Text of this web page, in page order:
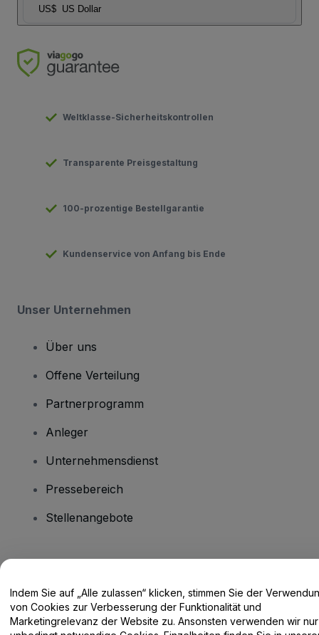
US$ US Dollar
Weltklasse-Sicherheitskontrollen
Transparente Preisgestaltung
100-prozentige Bestellgarantie
Kundenservice von Anfang bis Ende
Unser Unternehmen
Über uns
Offene Verteilung
Partnerprogramm
Anleger
Unternehmensdienst
Pressebereich
Stellenangebote
Hilfe-Center / Kontakt
Indem Sie auf „Alle zulassen“ klicken, stimmen Sie der
von Cookies zur Verbesserung der Funktionalität und
Marketingrelevanz der Website zu. Ansonsten verwenden wir nur